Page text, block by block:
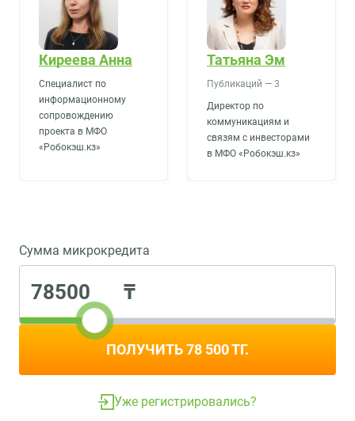
Киреева Анна
Специалист по
информационному
сопровождению
проекта в МФО
«Робокэш.кз»
Татьяна Эм
Публикаций — 3
Директор по
коммуникациям и
связям с инвесторами
в МФО «Робокэш.кз»
Сумма микрокредита
₸
ПОЛУЧИТЬ 78 500 ТГ.
Уже регистрировались?